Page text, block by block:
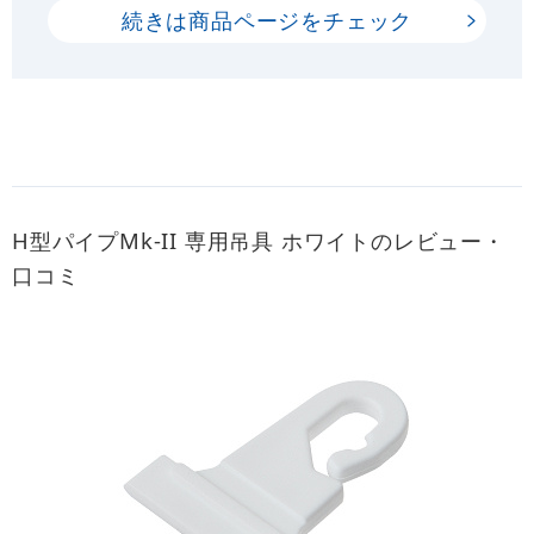
続きは商品ページをチェック
H型パイプMk-II 専用吊具 ホワイトのレビュー・
口コミ